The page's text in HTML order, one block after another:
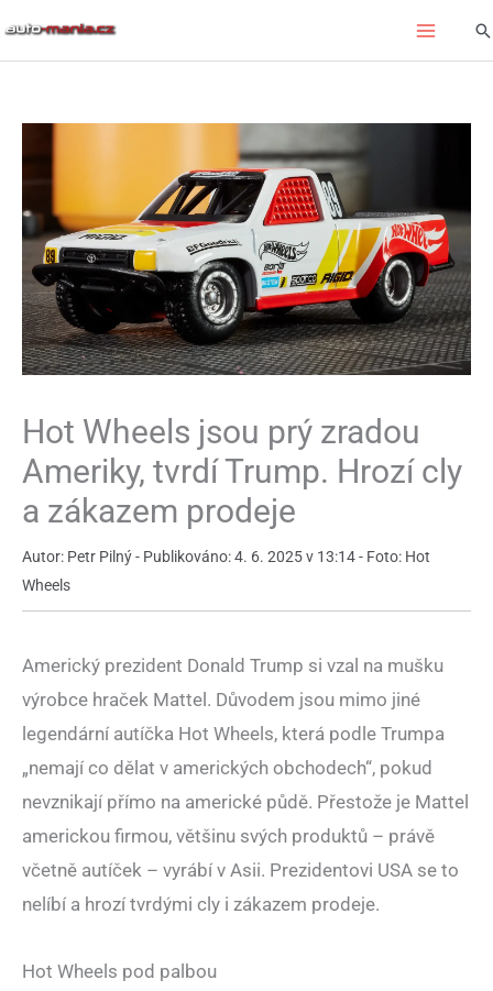
Hot Wheels jsou prý zradou
Ameriky, tvrdí Trump. Hrozí cly
a zákazem prodeje
Autor: Petr Pilný - Publikováno: 4. 6. 2025 v 13:14 - Foto: Hot
Wheels
Americký prezident Donald Trump si vzal na mušku
výrobce hraček Mattel. Důvodem jsou mimo jiné
legendární autíčka Hot Wheels, která podle Trumpa
„nemají co dělat v amerických obchodech“, pokud
nevznikají přímo na americké půdě. Přestože je Mattel
americkou firmou, většinu svých produktů – právě
včetně autíček – vyrábí v Asii. Prezidentovi USA se to
nelíbí a hrozí tvrdými cly i zákazem prodeje.
Hot Wheels pod palbou